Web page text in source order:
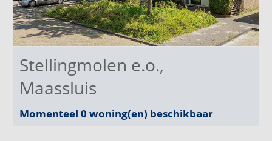
Stellingmolen e.o.,
Maassluis
Momenteel 0 woning(en) beschikbaar